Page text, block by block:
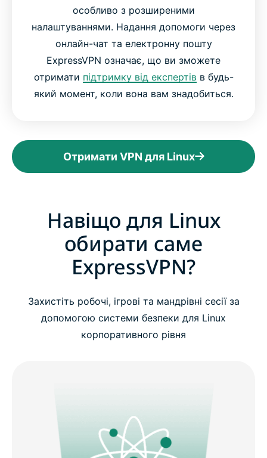
особливо з розширеними
налаштуваннями. Надання допомоги через
онлайн-чат та електронну пошту
ExpressVPN означає, що ви зможете
отримати підтримку від експертівв будь-
який момент, коли вона вам знадобиться.
Отримати VPN для Linux
Навіщо для Linux
обирати саме
ExpressVPN?
Захистіть робочі, ігрові та мандрівні сесії за
допомогою системи безпеки для Linux
корпоративного рівня